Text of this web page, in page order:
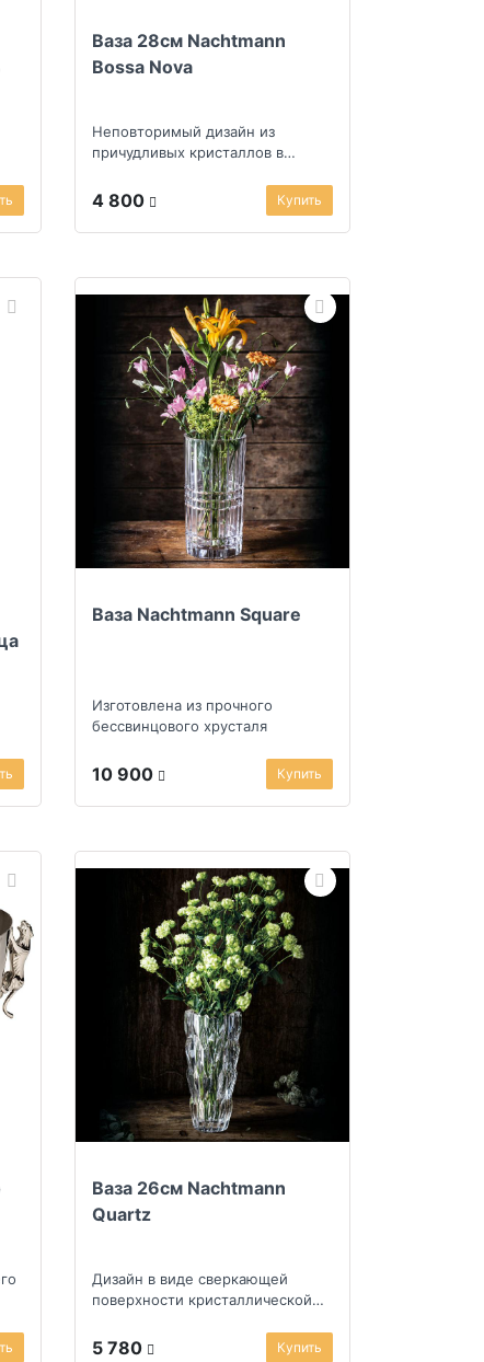
Ваза 28см Nachtmann
Bossa Nova
Неповторимый дизайн из
причудливых кристаллов в
плетеный орнамент
4 800 Купить
Ваза Nachtmann Square
Изготовлена из прочного
бессвинцового хрусталя
10 900 Купить
Ваза 26см Nachtmann
Quartz
Дизайн в виде сверкающей
поверхности кристаллической
5 780 Купить